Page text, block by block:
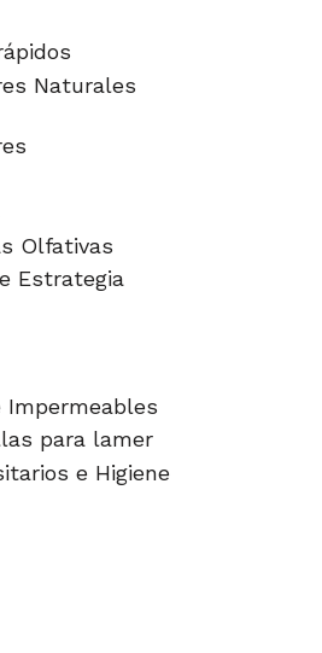
Naturales
Olfativas
Estrategia
Impermeables
para lamer
e Higiene